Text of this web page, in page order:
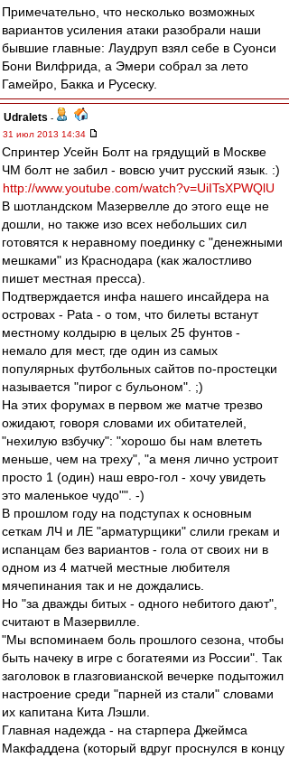
Примечательно, что несколько возможных
вариантов усиления атаки разобрали наши
бывшие главные: Лаудруп взял себе в Суонси
Бони Вилфрида, а Эмери собрал за лето
Гамейро, Бакка и Русеску.
Udralets -
31 июл 2013 14:34
Спринтер Усейн Болт на грядущий в Москве
ЧМ болт не забил - вовсю учит русский язык. :)
http://www.youtube.com/watch?v=UiITsXPWQlU
В шотландском Мазервелле до этого еще не
дошли, но также изо всех небольших сил
готовятся к неравному поединку с "денежными
мешками" из Краснодара (как жалостливо
пишет местная пресса).
Подтверждается инфа нашего инсайдера на
островах - Pata - о том, что билеты встанут
местному колдырю в целых 25 фунтов -
немало для мест, где один из самых
популярных футбольных сайтов по-простецки
называется "пирог с бульоном". ;)
На этих форумах в первом же матче трезво
ожидают, говоря словами их обитателей,
"нехилую взбучку": "хорошо бы нам влететь
меньше, чем на треху", "а меня лично устроит
просто 1 (один) наш евро-гол - хочу увидеть
это маленькое чудо"". -)
В прошлом году на подступах к основным
сеткам ЛЧ и ЛЕ "арматурщики" слили грекам и
испанцам без вариантов - гола от своих ни в
одном из 4 матчей местные любителя
мячепинания так и не дождались.
Но "за дважды битых - одного небитого дают",
считают в Мазервилле.
"Мы вспоминаем боль прошлого сезона, чтобы
быть начеку в игре с богатеями из России". Так
заголовок в глазговианской вечерке подытожил
настроение среди "парней из стали" словами
их капитана Кита Лэшли.
Главная надежда - на старпера Джеймса
Макфаддена (который вдруг проснулся в концу